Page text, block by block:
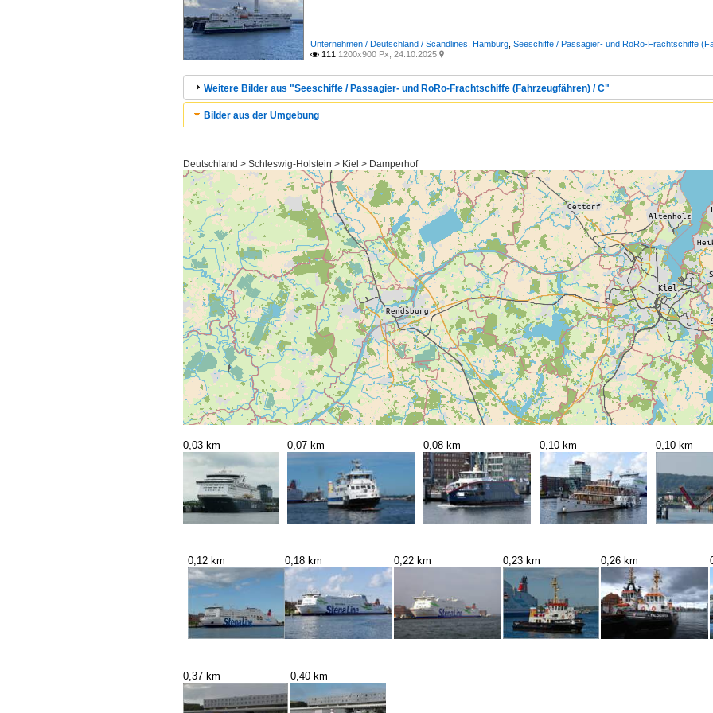
Unternehmen / Deutschland / Scandlines, Hamburg Seeschiffe / Passagier- und RoRo-Frachtschiffe
 111 1200x900 Px, 24.10.2025 
Weitere Bilder aus "Seeschiffe / Passagier- und RoRo-Frachtschiffe (Fahrzeugfähren) / C"
Bilder aus der Umgebung
Deutschland > Schleswig-Holstein > Kiel > Damperhof
0,03 km 0,07 km 0,08 km 0,10 km 0,10 km
0,12 km 0,18 km 0,22 km 0,23 km 0,26 km
0,37 km 0,40 km